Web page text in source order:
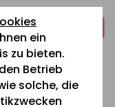
ein
zu bieten.
Betrieb
solche, die